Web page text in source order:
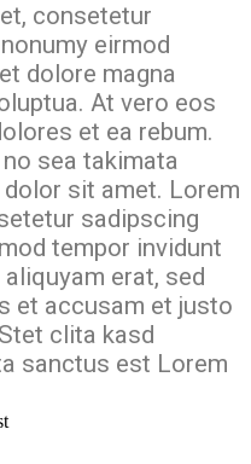
consetetur
eirmod
dolore magna
At vero eos
et ea rebum.
sea takimata
sit amet. Lorem
sadipscing
tempor invidunt
erat, sed
et accusam et justo
clita kasd
sanctus est Lorem